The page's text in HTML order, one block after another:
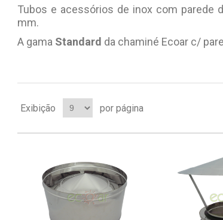
Tubos e acessórios de inox com parede
mm.
A gama Standard da chaminé Ecoar c/
Exibição por página